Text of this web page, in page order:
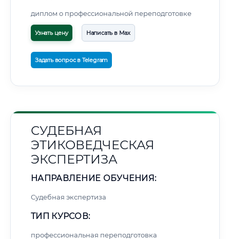
диплом о профессиональной переподготовке
Узнать цену Написать в Max
Задать вопрос в Telegram
СУДЕБНАЯ
ЭТИКОВЕДЧЕСКАЯ
ЭКСПЕРТИЗА
НАПРАВЛЕНИЕ ОБУЧЕНИЯ:
Судебная экспертиза
ТИП КУРСОВ:
профессиональная переподготовка